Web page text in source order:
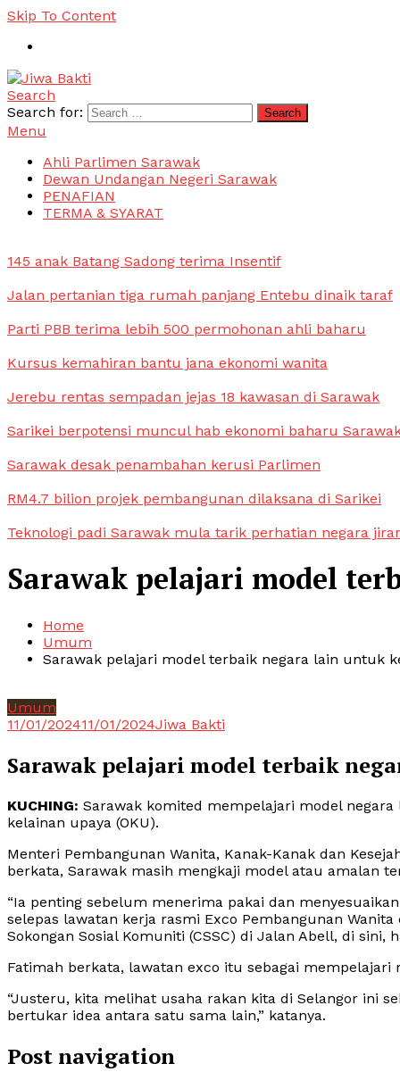
Skip To Content
Jiwa Bakti
Suara PBB Sarawak
Search
Search for:
Menu
Ahli Parlimen Sarawak
Dewan Undangan Negeri Sarawak
PENAFIAN
TERMA & SYARAT
145 anak Batang Sadong terima Insentif
Jalan pertanian tiga rumah panjang Entebu dinaik taraf
Parti PBB terima lebih 500 permohonan ahli baharu
Kursus kemahiran bantu jana ekonomi wanita
Jerebu rentas sempadan jejas 18 kawasan di Sarawak
Sarikei berpotensi muncul hab ekonomi baharu
Sarawak desak penambahan kerusi Parlimen
RM4.7 bilion projek pembangunan dilaksana di Sarikei
Teknologi padi Sarawak mula tarik perhatian negara
Sarawak pelajari model
Home
Umum
Sarawak pelajari model terbaik negara lain untuk
Umum
11/01/202411/01/2024Jiwa Bakti
Sarawak pelajari model terbaik
KUCHING: Sarawak komited mempelajari model
kelainan upaya (OKU).
Menteri Pembangunan Wanita, Kanak-Kanak dan
berkata, Sarawak masih mengkaji model atau amalan
“Ia penting sebelum menerima pakai dan
selepas lawatan kerja rasmi Exco Pembangunan
Sokongan Sosial Komuniti (CSSC) di Jalan Abell, di sini,
Fatimah berkata, lawatan exco itu sebagai mempelajari
“Justeru, kita melihat usaha rakan kita di Selangor ini
bertukar idea antara satu sama lain,” katanya.
Post navigation